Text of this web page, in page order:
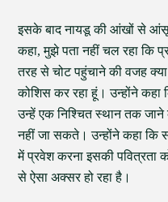
इसके बाद नायडू की आंखों से आंसू
कहा, मुझे पता नहीं चल रहा कि
तरह से चोट पहुंचाने की वजह
कोशिस कर रहा हूं। उन्होंने कहा
उन्हें एक निश्चित स्थान तक जाने
नहीं जा सकते। उन्होंने कहा कि
में प्रवेश करना इसकी पवित्रता
से ऐसा अक्सर हो रहा है।